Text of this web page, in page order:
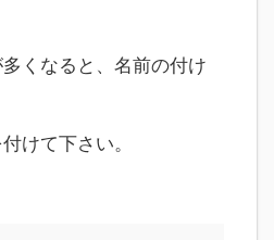
くなると、名前の付け
けて下さい。